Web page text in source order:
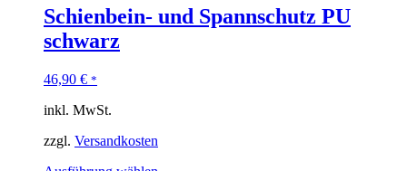
Schienbein- und Spannschutz PU
schwarz
46,90 € *
inkl. MwSt.
zzgl. Versandkosten